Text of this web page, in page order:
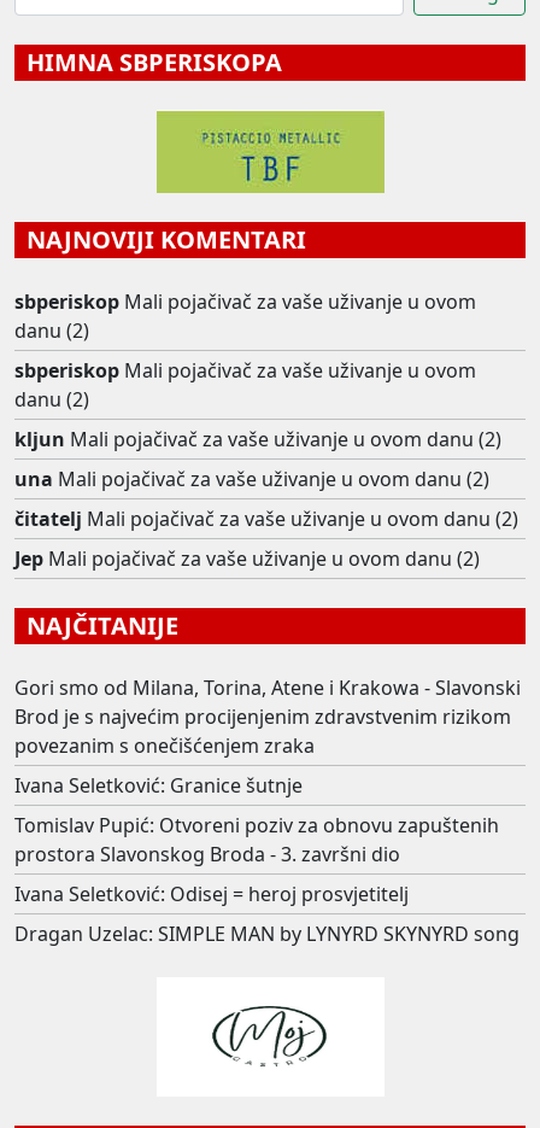
HIMNA SBPERISKOPA
NAJNOVIJI KOMENTARI
sbperiskop Mali pojačivač za vaše uživanje u ovom
danu (2)
sbperiskop Mali pojačivač za vaše uživanje u ovom
danu (2)
kljun Mali pojačivač za vaše uživanje u ovom danu (2)
una Mali pojačivač za vaše uživanje u ovom danu (2)
čitatelj Mali pojačivač za vaše uživanje u ovom danu (2)
Jep Mali pojačivač za vaše uživanje u ovom danu (2)
NAJČITANIJE
Gori smo od Milana, Torina, Atene i Krakowa - Slavonski
Brod je s najvećim procijenjenim zdravstvenim rizikom
povezanim s onečišćenjem zraka
Ivana Seletković: Granice šutnje
Tomislav Pupić: Otvoreni poziv za obnovu zapuštenih
prostora Slavonskog Broda - 3. završni dio
Ivana Seletković: Odisej = heroj prosvjetitelj
Dragan Uzelac: SIMPLE MAN by LYNYRD SKYNYRD song